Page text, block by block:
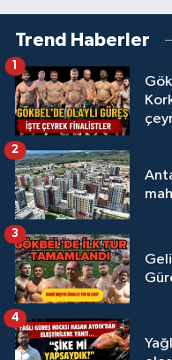
Trend Haberler
1
2
3
4